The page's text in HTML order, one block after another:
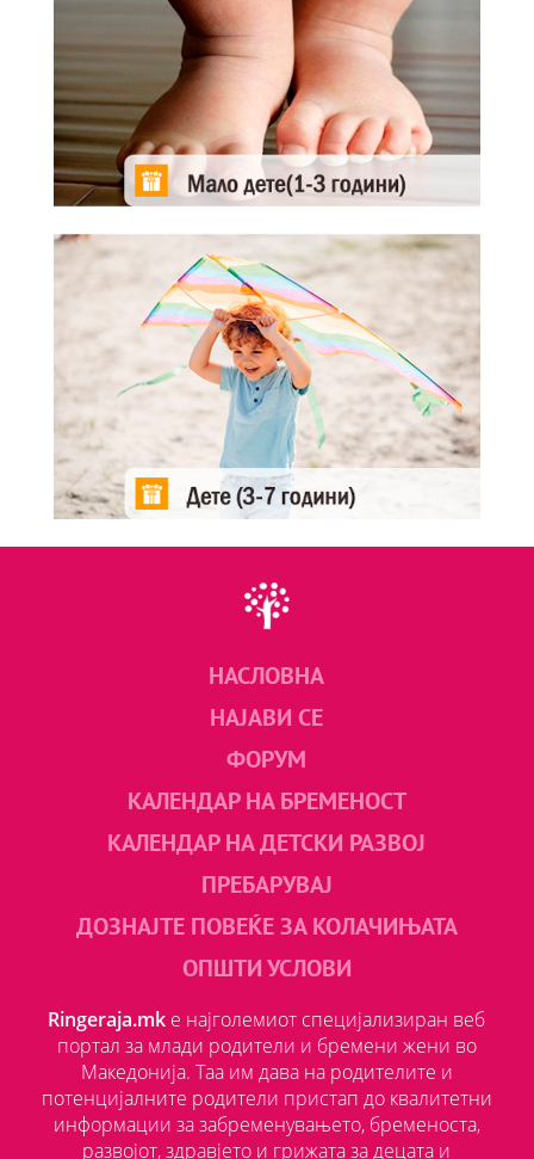
НАСЛОВНА
НАЈАВИ СЕ
ФОРУМ
КАЛЕНДАР НА БРЕМЕНОСТ
КАЛЕНДАР НА ДЕТСКИ РАЗВОЈ
ПРЕБАРУВАЈ
ДОЗНАЈТЕ ПОВЕЌЕ ЗА КОЛАЧИЊАТА
ОПШТИ УСЛОВИ
Ringeraja.mk е најголемиот специјализиран веб
портал за млади родители и бремени жени во
Македонија. Таа им дава на родителите и
потенцијалните родители пристап до квалитетни
информации за забременувањето, бременоста,
развојот, здравјето и грижата за децата и